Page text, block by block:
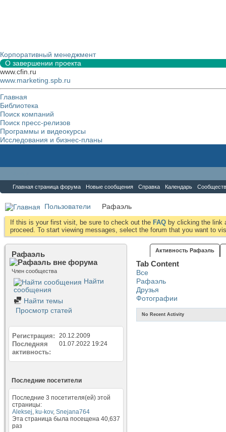
Корпоративный менеджмент
О завершении проекта
www.cfin.ru
www.marketing.spb.ru
Главная
Библиотека
Поиск компаний
Поиск пресс-релизов
Программы и видеокурсы
Исследования и бизнес-планы
Главная страница форума Новые сообщения Справка Календарь
Пользователи Рафаэль
If this is your first visit, be sure to check out the FAQ by clicking the link
proceed. To start viewing messages, select the forum that you want to
Рафаэль
Член сообщества
Найти
сообщения
Найти темы
Просмотр статей
Регистрация 20.12.2009
Последняя
активность
01.07.2022 19:24
Последние посетители
Последние 3 посетителя(ей) этой
страницы:
Aleksej, ku-kov, Snejana764
Эта страница была посещена 40,637
раз
Активность Рафаэль
Tab Content
Все
Рафаэль
Друзья
Фотографии
No Recent Activity